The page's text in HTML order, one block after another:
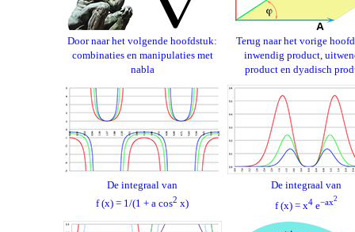
Door naar het volgende hoofdstuk:
combinaties en manipulaties met
nabla
Terug naar het vorige
inwendig product,
product en dyadisch
De integraal van
f (x) = 1/(1 + a cos2 x)
De integraal van
f (x) = x4 e−ax2